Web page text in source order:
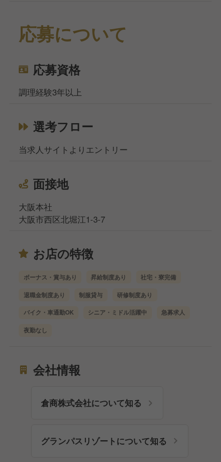
応募について
応募資格
調理経験3年以上
選考フロー
当求人サイトよりエントリー
面接地
大阪本社
大阪市西区北堀江1-3-7
お店の特徴
ボーナス・賞与あり 昇給制度あり 社宅・寮完備
退職金制度あり 制服貸与 研修制度あり
バイク・車通勤OK シニア・ミドル活躍中 急募求人
夜勤なし
会社情報
倉商株式会社について知る
グランパスリゾートについて知る